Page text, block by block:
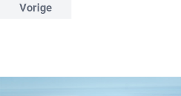
Vorige